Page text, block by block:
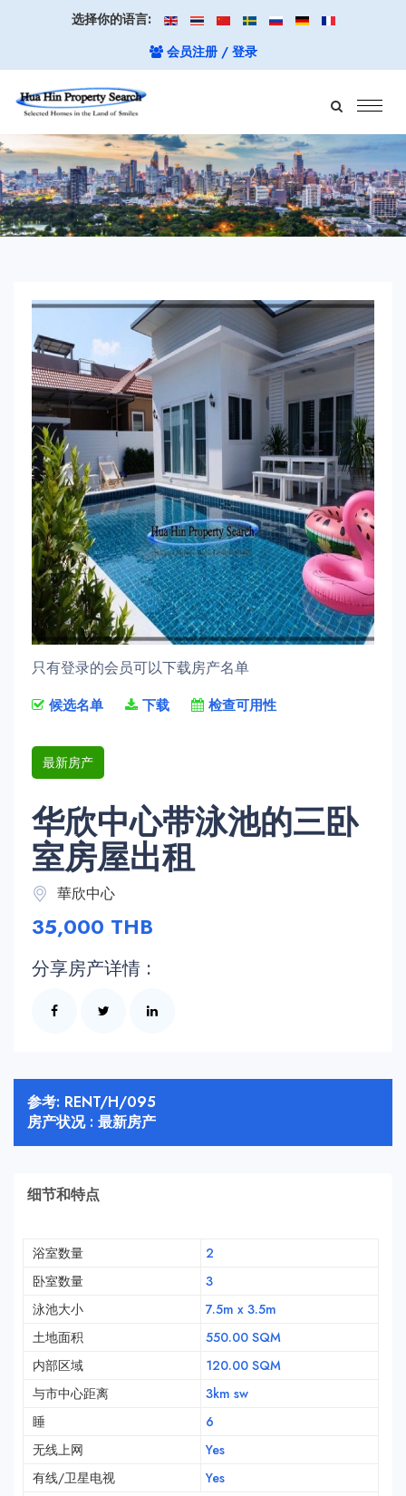
选择你的语言:
会员注册 / 登录
只有登录的会员可以下载房产名单
候选名单 下载 检查可用性
最新房产
华欣中心带泳池的三卧
室房屋出租
華欣中心
35,000 THB
分享房产详情 :
参考: RENT/H/095
房产状况 : 最新房产
细节和特点
浴室数量
2
卧室数量
3
泳池大小
7.5m x 3.5m
土地面积
550.00 SQM
内部区域
120.00 SQM
与市中心距离
3km sw
睡
6
无线上网
Yes
有线/卫星电视
Yes